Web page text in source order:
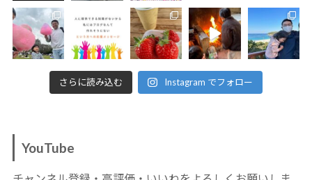
さらに読み込む Instagram でフォロー
YouTube